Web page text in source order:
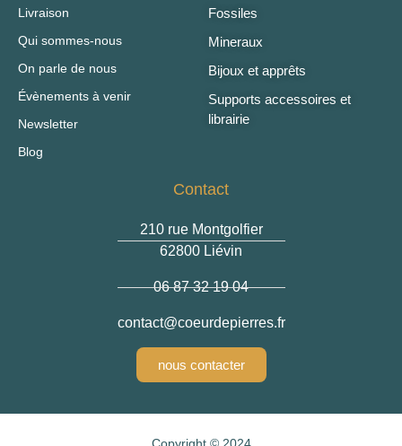
Livraison
Qui sommes-nous
On parle de nous
Évènements à venir
Newsletter
Blog
Fossiles
Mineraux
Bijoux et apprêts
Supports accessoires et
librairie
Contact
210 rue Montgolfier
62800 Liévin
06 87 32 19 04
contact@coeurdepierres.fr
nous contacter